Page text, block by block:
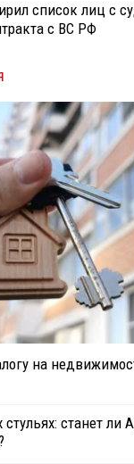
список лиц с
с ВС РФ
на
станет ли